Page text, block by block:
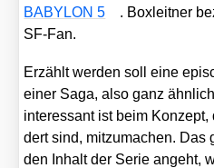
BABYLON 5
. Box­leit­ner
SF-Fan.
Erzählt wer­den soll eine
einer Saga, also ganz
inter­es­sant ist beim
dert sind, mit­zu­ma­chen. Das
den Inhalt der Serie angeht,